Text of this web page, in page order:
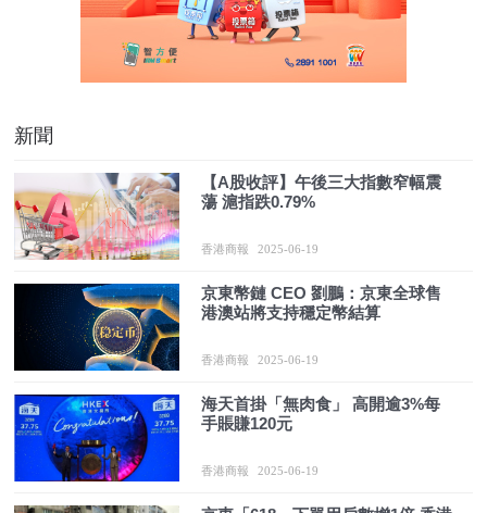
新聞
【A股收評】午後三大指數窄幅震
蕩 滬指跌0.79%
香港商報 2025-06-19
京東幣鏈 CEO 劉鵬：京東全球售
港澳站將支持穩定幣結算
香港商報 2025-06-19
海天首掛「無肉食」 高開逾3%每
手賬賺120元
香港商報 2025-06-19